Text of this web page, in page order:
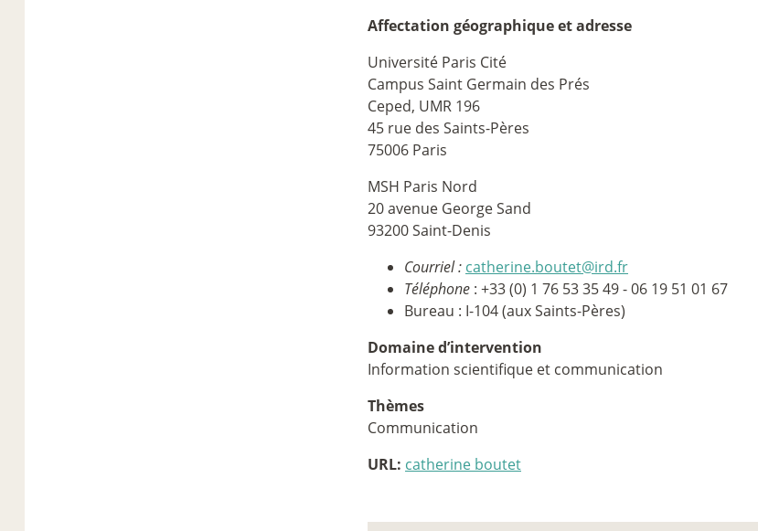
Affectation géographique et adresse
Université Paris Cité
Campus Saint Germain des Prés
Ceped, UMR 196
45 rue des Saints-Pères
75006 Paris
MSH Paris Nord
20 avenue George Sand
93200 Saint-Denis
Courriel : catherine.boutet@ird.fr
Téléphone : +33 (0) 1 76 53 35 49 - 06 19 51 01 67
Bureau : I-104 (aux Saints-Pères)
Domaine d’intervention
Information scientifique et communication
Thèmes
Communication
URL: catherine boutet